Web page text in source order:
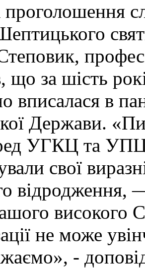
що за шість
вписалася в
Держави.
УГКЦ та УПЦ
свої
відродження,
високого
не може
-